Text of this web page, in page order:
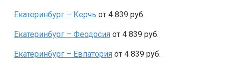
Екатеринбург – Керчь от 4 839 руб.
Екатеринбург – Феодосия от 4 839 руб.
Екатеринбург – Евпатория от 4 839 руб.